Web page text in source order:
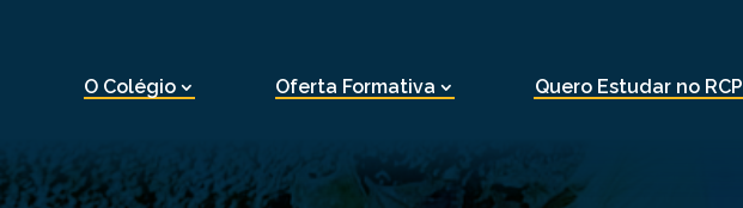
O Colégio Oferta Formativa Quero Estudar no RCP